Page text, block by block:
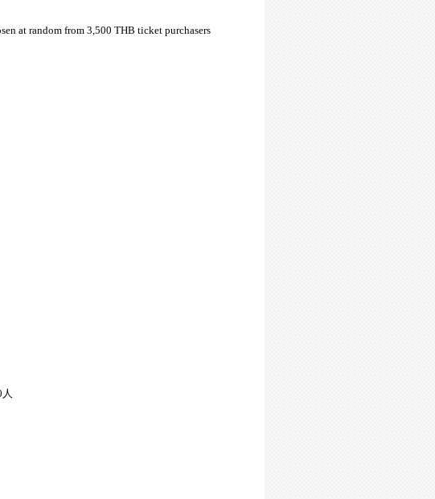
at random from 3,500 THB ticket purchasers
人